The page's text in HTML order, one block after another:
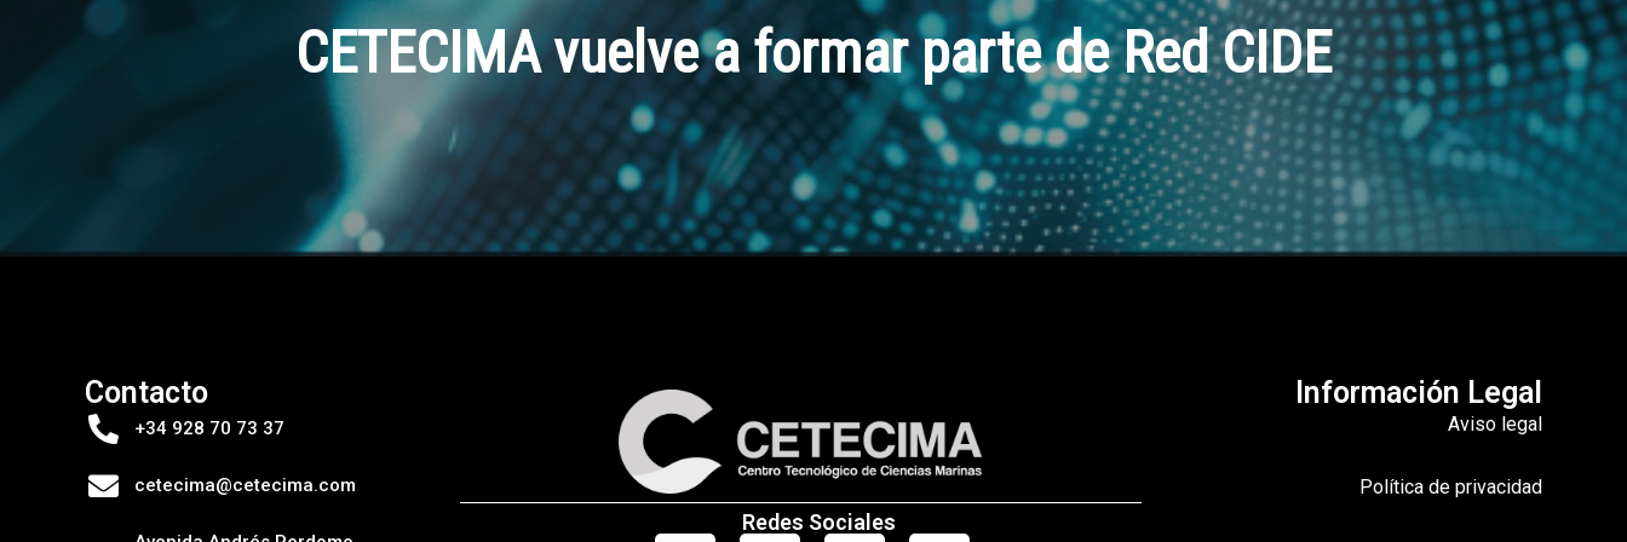
CETECIMA vuelve a formar parte de Red CIDE
Contacto
+34 928 70 73 37
cetecima@cetecima.com
Redes Sociales
Información Legal
Aviso legal
Política de privacidad